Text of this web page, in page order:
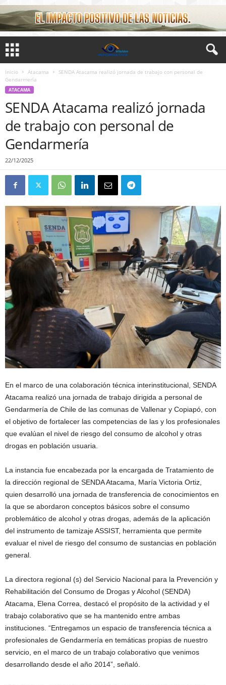
Inicio Atacama
SENDA Atacama realizó jornada de trabajo con personal de
Gendarmería
ATACAMA
SENDA Atacama realizó jornada
de trabajo con personal de
Gendarmería
22/12/2025
En el marco de una colaboración técnica interinstitucional, SENDA
Atacama realizó una jornada de trabajo dirigida a personal de
Gendarmería de Chile de las comunas de Vallenar y Copiapó, con
el objetivo de fortalecer las competencias de las y los profesionales
que evalúan el nivel de riesgo del consumo de alcohol y otras
drogas en población usuaria.
La instancia fue encabezada por la encargada de Tratamiento de
la dirección regional de SENDA Atacama, María Victoria Ortiz,
quien desarrolló una jornada de transferencia de conocimientos en
la que se abordaron conceptos básicos sobre el consumo
problemático de alcohol y otras drogas, además de la aplicación
del instrumento de tamizaje ASSIST, herramienta que permite
evaluar el nivel de riesgo del consumo de sustancias en población
general.
La directora regional (s) del Servicio Nacional para la Prevención y
Rehabilitación del Consumo de Drogas y Alcohol (SENDA)
Atacama, Elena Correa, destacó el propósito de la actividad y el
trabajo colaborativo que se ha mantenido entre ambas
instituciones. “Entregamos un espacio de transferencia técnica a
profesionales de Gendarmería en temáticas propias de nuestro
servicio, en el marco de un trabajo colaborativo que venimos
desarrollando desde el año 2014”, señaló.